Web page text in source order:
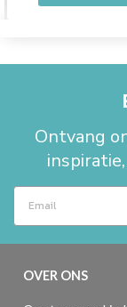
Ontvang
OVER ONS